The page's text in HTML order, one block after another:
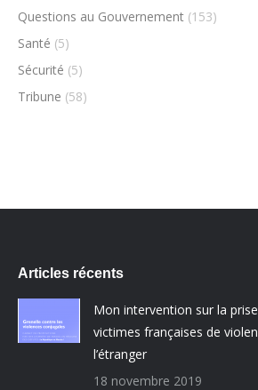
Questions au Gouvernement (153)
Santé (5)
Sécurité (5)
Tribune (58)
Articles récents
Mon intervention sur la
victimes françaises de
l’étranger
18 novembre 2019